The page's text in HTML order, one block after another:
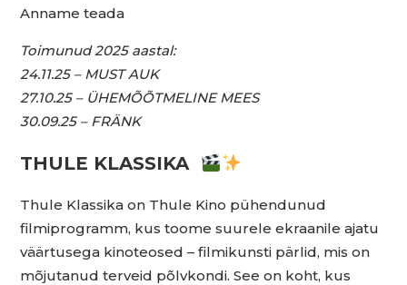
Anname teada
Toimunud 2025 aastal:
24.11.25 – MUST AUK
27.10.25 – ÜHEMÕÕTMELINE MEES
30.09.25 – FRÄNK
THULE KLASSIKA
Thule Klassika on Thule Kino pühendunud
filmiprogramm, kus toome suurele ekraanile ajatu
väärtusega kinoteosed – filmikunsti pärlid, mis on
mõjutanud terveid põlvkondi. See on koht, kus